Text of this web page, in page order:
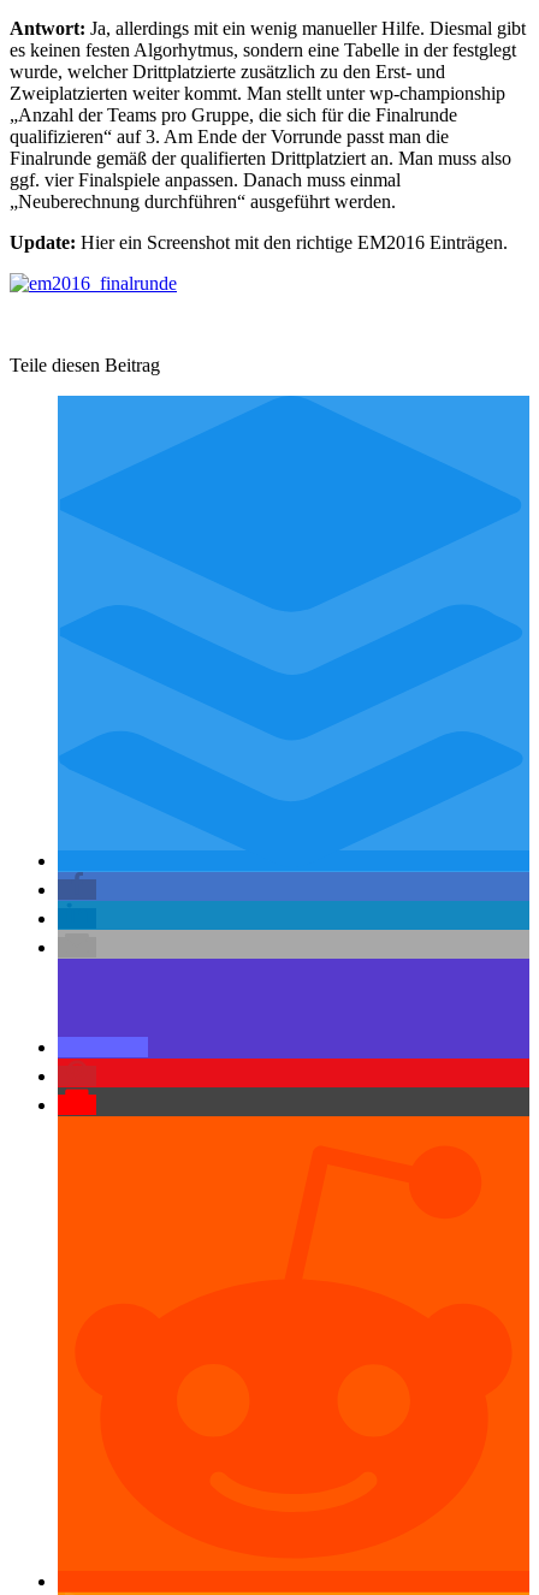
Antwort: Ja, allerdings mit ein wenig manueller Hilfe. Diesmal gibt
es keinen festen Algorhytmus, sondern eine Tabelle in der festglegt
wurde, welcher Drittplatzierte zusätzlich zu den Erst- und
Zweiplatzierten weiter kommt. Man stellt unter wp-championship
„Anzahl der Teams pro Gruppe, die sich für die Finalrunde
qualifizieren“ auf 3. Am Ende der Vorrunde passt man die
Finalrunde gemäß der qualifierten Drittplatziert an. Man muss also
ggf. vier Finalspiele anpassen. Danach muss einmal
„Neuberechnung durchführen“ ausgeführt werden.
Update: Hier ein Screenshot mit den richtige EM2016 Einträgen.
Teile diesen Beitrag